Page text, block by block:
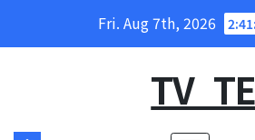
Fri. Aug 7th, 2026
TV_TE